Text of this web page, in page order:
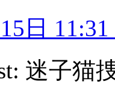
日
迷子猫